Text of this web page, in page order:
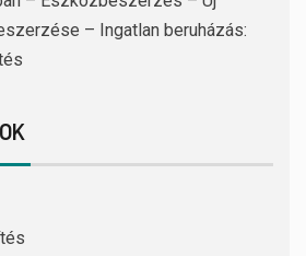
– Ingatlan beruházás: